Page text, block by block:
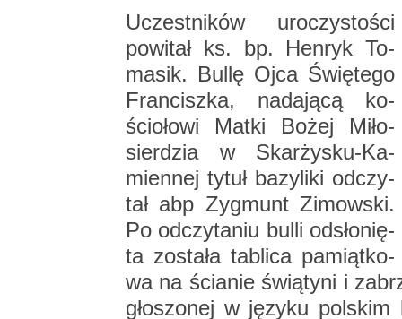
Uczest­ni­ków uro­czy­sto­ści
po­wi­tał ks. bp. Hen­ryk To­
ma­sik. Bullę Ojca Świę­te­go
Fran­cisz­ka, na­da­ją­cą ko­
ścio­ło­wi Matki Bożej Mi­ło­
sier­dzia w Skar­ży­sku-Ka­
mien­nej tytuł ba­zy­li­ki od­czy­
tał abp Zyg­munt Zi­mow­ski.
Po od­czy­ta­niu bulli od­sło­nię­
ta zo­sta­ła ta­bli­ca pa­miąt­ko­
wa na ścia­nie świą­ty­ni i
gło­szo­nej w ję­zy­ku pol­skim